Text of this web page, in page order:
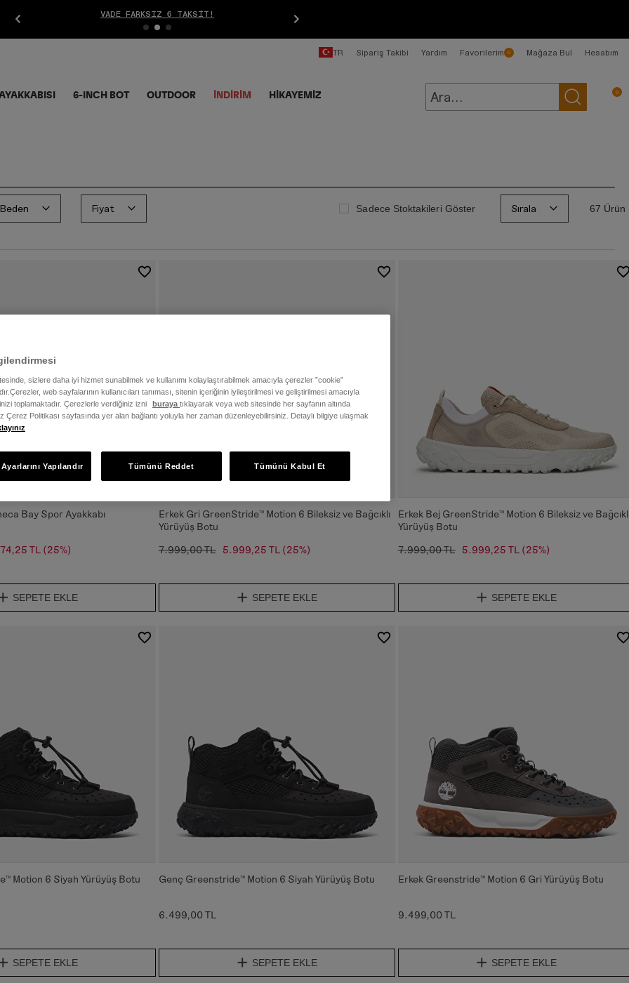
6-INCH BOT OUTDOOR İNDIRIM HİKAYEMİZ
TR Sipariş Takibi Yardım Favorilerim 0 Mağaza Bul Hesabım
0
Beden Fiyat Sadece Stoktakileri Göster Sırala 67 Ürün
Bay Spor Ayakkabı
TL (25%)
SEPETE EKLE
Erkek Gri GreenStride™ Motion 6 Bileksiz ve Bağcıklı
Yürüyüş Botu
7.999,00 TL
5.999,25 TL (25%)
SEPETE EKLE
Erkek Bej GreenStride™ Motion 6 Bileksiz ve
Yürüyüş Botu
7.999,00 TL
5.999,25 TL (25%)
SEPETE EKLE
Motion 6 Siyah Yürüyüş Botu
SEPETE EKLE
Genç Greenstride™ Motion 6 Siyah Yürüyüş Botu
6.499,00 TL
SEPETE EKLE
Erkek Greenstride™ Motion 6 Gri Yürüyüş Botu
9.499,00 TL
SEPETE EKLE
sizlere daha iyi hizmet sunabilmek ve kullanımı kolaylaştırabilmek amacıyla çerezler ”cookie”
web sayfalarının kullanıcıları tanıması, sitenin içeriğinin iyileştirilmesi ve geliştirilmesi amacıyla
toplamaktadır. Çerezlerle verdiğiniz izni
buraya tıklayarak veya web sitesinde her sayfanın altında
Çerez Politikası sayfasında yer alan bağlantı yoluyla her zaman düzenleyebilirsiniz. Detaylı bilgiye ulaşmak
Tümünü Reddet Tümünü Kabul Et
Yapılandır